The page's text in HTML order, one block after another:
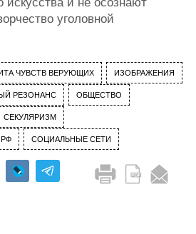
уголовной
ЧУВСТВ ВЕРУЮЩИХ ИЗОБРАЖЕНИЯ
РЕЗОНАНС ОБЩЕСТВО
СЕКУЛЯРИЗМ
СОЦИАЛЬНЫЕ СЕТИ